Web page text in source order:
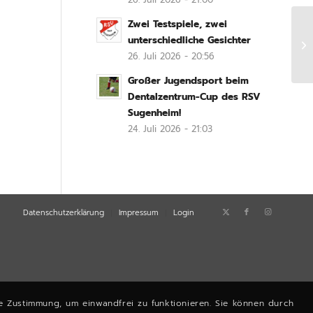
Zwei Testspiele, zwei
unterschiedliche Gesichter
26. Juli 2026 - 20:56
Großer Jugendsport beim
Dentalzentrum-Cup des RSV
Sugenheim!
24. Juli 2026 - 21:03
Datenschutzerklärung Impressum Login
um einwandfrei zu funktionieren. Sie können durch